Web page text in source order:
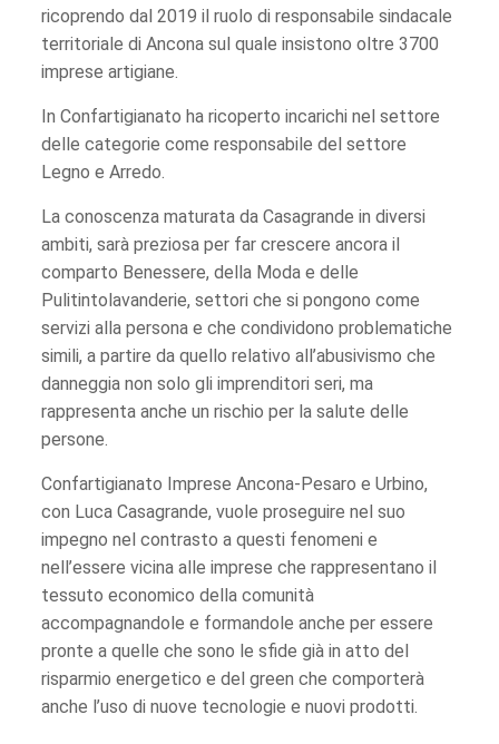
ricoprendo dal 2019 il ruolo di responsabile sindacale
territoriale di Ancona sul quale insistono oltre 3700
imprese artigiane.
In Confartigianato ha ricoperto incarichi nel settore
delle categorie come responsabile del settore
Legno e Arredo.
La conoscenza maturata da Casagrande in diversi
ambiti, sarà preziosa per far crescere ancora il
comparto Benessere, della Moda e delle
Pulitintolavanderie, settori che si pongono come
servizi alla persona e che condividono problematiche
simili, a partire da quello relativo all’abusivismo che
danneggia non solo gli imprenditori seri, ma
rappresenta anche un rischio per la salute delle
persone.
Confartigianato Imprese Ancona-Pesaro e Urbino,
con Luca Casagrande, vuole proseguire nel suo
impegno nel contrasto a questi fenomeni e
nell’essere vicina alle imprese che rappresentano il
tessuto economico della comunità
accompagnandole e formandole anche per essere
pronte a quelle che sono le sfide già in atto del
risparmio energetico e del green che comporterà
anche l’uso di nuove tecnologie e nuovi prodotti.